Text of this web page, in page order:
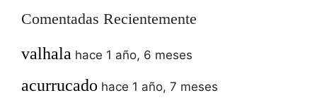
Comentadas Recientemente
valhala hace 1 año, 6 meses
acurrucado hace 1 año, 7 meses